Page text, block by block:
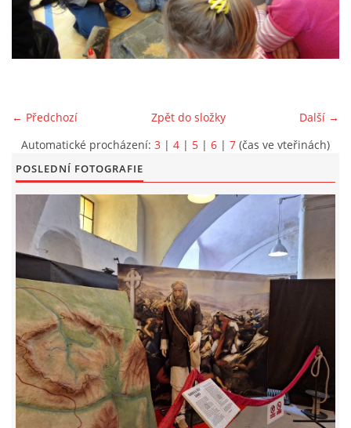
KE STAŽENÍ
PÍŠÍ O NÁS
KE STAŽENÍ - PRAVĚK
PÍŠÍ O PRAVĚKU
FOTOALBUM
FOTOALBUM
KONTAKT
NOVINKY
← Předchozí Další →
Zpět do složky
Automatické procházení: 3 | 4 | 5 | 6 | 7 (čas ve vteřinách)
POSLEDNÍ FOTOGRAFIE